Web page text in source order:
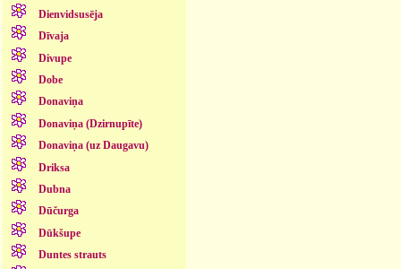
Dienvidsusēja
Dīvaja
Divupe
Dobe
Donaviņa
Donaviņa (Dzirnupīte)
Donaviņa (uz Daugavu)
Driksa
Dubna
Dūčurga
Dūkšupe
Duntes strauts